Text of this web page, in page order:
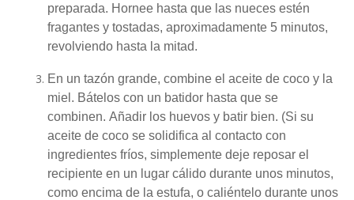
preparada. Hornee hasta que las nueces estén
fragantes y tostadas, aproximadamente 5 minutos,
revolviendo hasta la mitad.
En un tazón grande, combine el aceite de coco y la
miel. Bátelos con un batidor hasta que se
combinen. Añadir los huevos y batir bien. (Si su
aceite de coco se solidifica al contacto con
ingredientes fríos, simplemente deje reposar el
recipiente en un lugar cálido durante unos minutos,
como encima de la estufa, o caliéntelo durante unos